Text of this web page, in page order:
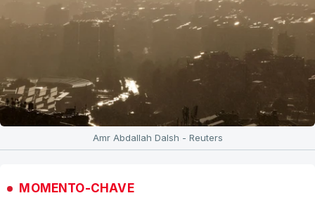
Amr Abdallah Dalsh - Reuters
MOMENTO-CHAVE